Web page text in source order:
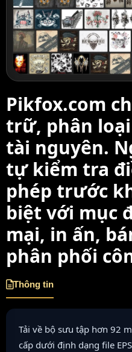
Pikfox.com
trữ, phân
tài nguyên.
tự kiểm tra
phép trước
biệt với mục
mại, in ấn,
phân phối
Thông tin
Tải về bộ sưu tập hơn 92
cấp dưới định dạng file